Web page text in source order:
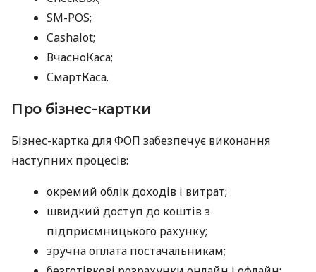
SM-POS;
Cashalot;
ВчасноКаса;
СмартКаса.
Про бізнес-картки
Бізнес-картка для ФОП забезпечує виконання
наступних процесів:
окремий облік доходів і витрат;
швидкий доступ до коштів з
підприємницького рахунку;
зручна оплата постачальникам;